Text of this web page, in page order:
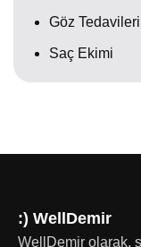
Göz Tedavileri
Saç Ekimi
:) WellDemir
WellDemir olarak,